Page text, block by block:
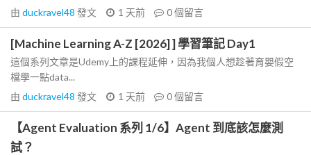
由 duckravel48 發文 1 天前 0個留言
[Machine Learning A-Z [2026] ] 學習筆記 Day1
這個系列文章是Udemy上的課程延伸，因為我個人想趁著育嬰假空
檔學一點data...
由 duckravel48 發文 1 天前 0個留言
【Agent Evaluation 系列 1/6】Agent 到底該怎麼測
試？